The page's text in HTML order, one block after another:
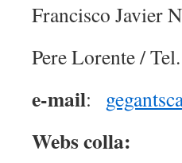
Francisco Javier
Pere Lorente /
e-mail:
Webs colla: